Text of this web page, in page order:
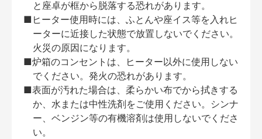
と座卓が框から脱落する恐れがあります。
■ヒーター使用時には、ふとんや座イス等を入れヒ
ーターに近接した状態で放置しないでください。
火災の原因になります。
■炉箱のコンセントは、ヒーター以外に使用しない
でください。発火の恐れがあります。
■表面が汚れた場合は、柔らかい布でから拭きする
か、水または中性洗剤をご使用ください。シンナ
ー、ベンジン等の有機溶剤は使用しないでくださ
い。